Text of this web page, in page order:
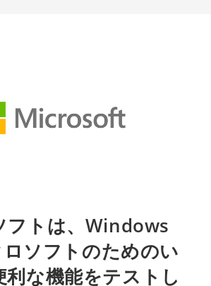
フトは、Windows
ソフトのためのい
利な機能をテストし